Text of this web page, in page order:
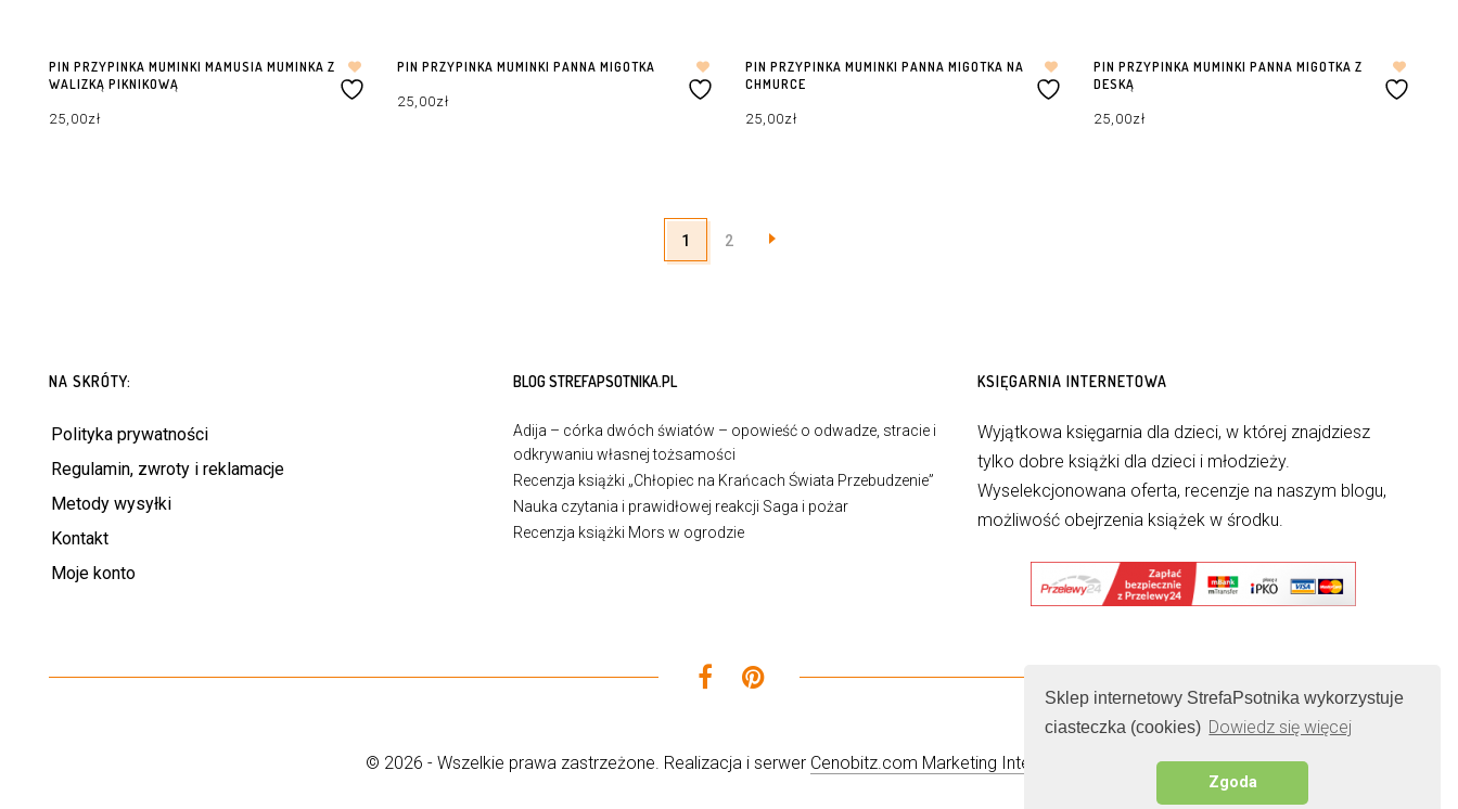
Sklep internetowy StrefaPsotnika wykorzystuje
ciasteczka (cookies) Dowiedz się więcej
Zgoda
PIN PRZYPINKA MUMINKI MAMUSIA MUMINKA Z
WALIZKĄ PIKNIKOWĄ
25,00zł
PIN PRZYPINKA MUMINKI PANNA MIGOTKA
25,00zł
PIN PRZYPINKA MUMINKI PANNA MIGOTKA NA
CHMURCE
25,00zł
PIN PRZYPINKA MUMINKI PANNA MIGOTKA Z
DESKĄ
25,00zł
1 2
NA SKRÓTY:
Polityka prywatności
Regulamin, zwroty i reklamacje
Metody wysyłki
Kontakt
Moje konto
BLOG STREFAPSOTNIKA.PL
Adija – córka dwóch światów – opowieść o odwadze, stracie i
odkrywaniu własnej tożsamości
Recenzja książki „Chłopiec na Krańcach Świata Przebudzenie”
Nauka czytania i prawidłowej reakcji Saga i pożar
Recenzja książki Mors w ogrodzie
KSIĘGARNIA INTERNETOWA
Wyjątkowa księgarnia dla dzieci, w której znajdziesz
tylko dobre książki dla dzieci i młodzieży.
Wyselekcjonowana oferta, recenzje na naszym blogu,
możliwość obejrzenia książek w środku.
© 2026 - Wszelkie prawa zastrzeżone. Realizacja i serwer Cenobitz.com Marketing Internetowy